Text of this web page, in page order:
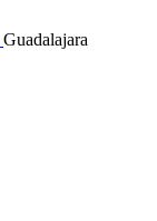
Guadalajara